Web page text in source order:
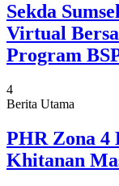
Sekda
Virtual
Program
4
Berita Utama
PHR Zona 4
Khitanan